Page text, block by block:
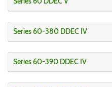
Series 60-380 DDEC IV
Series 60-390 DDEC IV